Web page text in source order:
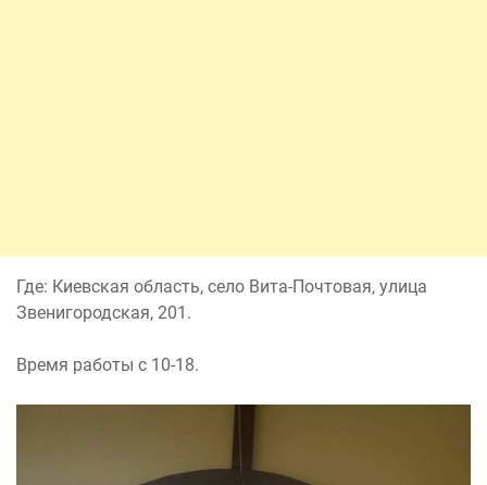
Где: Киевская область, село Вита-Почтовая, улица
Звенигородская, 201.
Время работы с 10-18.